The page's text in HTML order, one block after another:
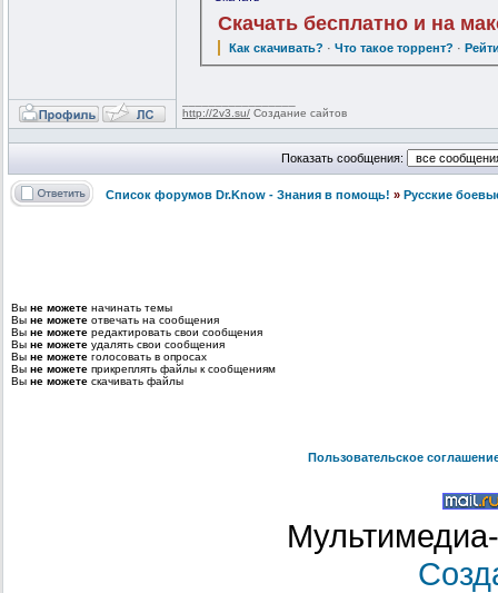
Скачать бесплатно и на
Как скачивать? ·Что такое торрент? ·
http://2v3.su/ Создание сайтов
Показать сообщения:
Список форумов Dr.Know - Знания в помощь! » Русские
Вы не можете начинать темы
Вы не можете отвечать на сообщения
Вы не можете редактировать свои сообщения
Вы не можете удалять свои сообщения
Вы не можете голосовать в опросах
Вы не можете прикреплять файлы к сообщениям
Вы не можете скачивать файлы
Пользовательское